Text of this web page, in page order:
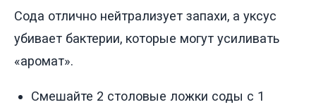
Сода отлично нейтрализует запахи, а уксус
убивает бактерии, которые могут усиливать
«аромат».
Смешайте 2 столовые ложки соды с 1